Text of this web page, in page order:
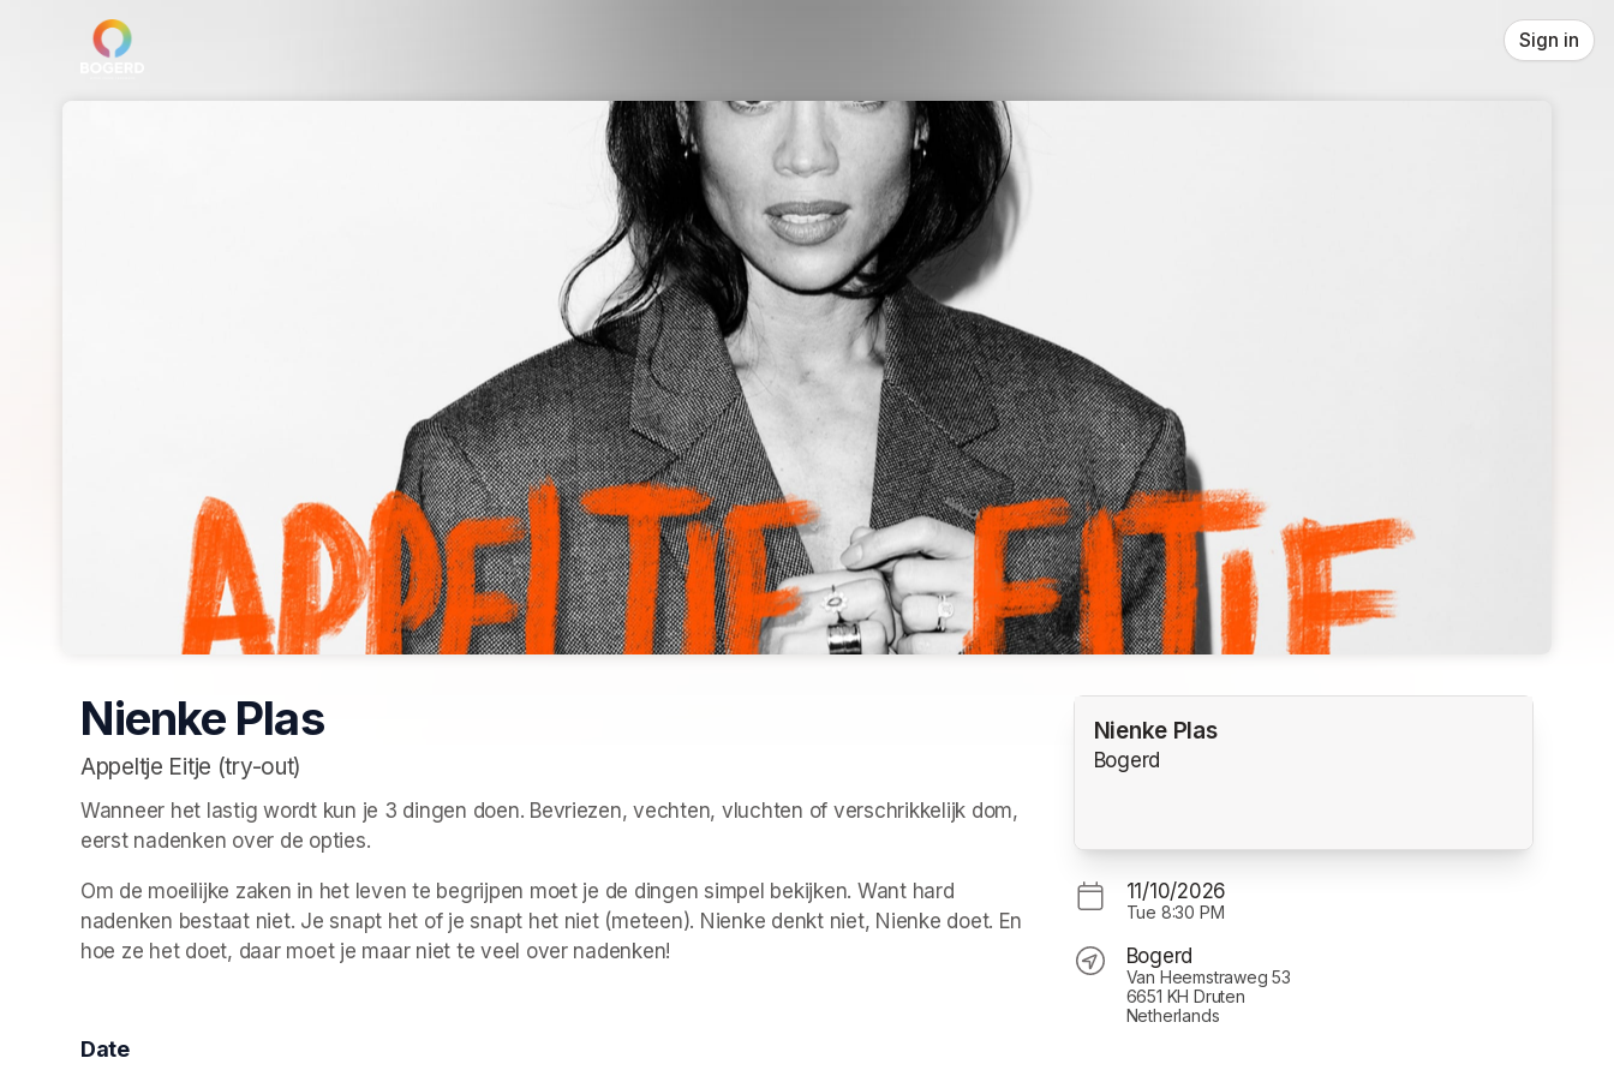
Skip header
Sign in
Nienke Plas
Appeltje Eitje (try-out)
Wanneer het lastig wordt kun je 3 dingen doen. Bevriezen, vechten, vluchten of verschrikkelijk dom,
eerst nadenken over de opties.
Om de moeilijke zaken in het leven te begrijpen moet je de dingen simpel bekijken. Want hard
nadenken bestaat niet. Je snapt het of je snapt het niet (meteen). Nienke denkt niet, Nienke doet. En
hoe ze het doet, daar moet je maar niet te veel over nadenken!
Date
Nienke Plas
Bogerd
11/10/2026
Tue 8:30 PM
Bogerd
Van Heemstraweg 53
6651 KH Druten
Netherlands